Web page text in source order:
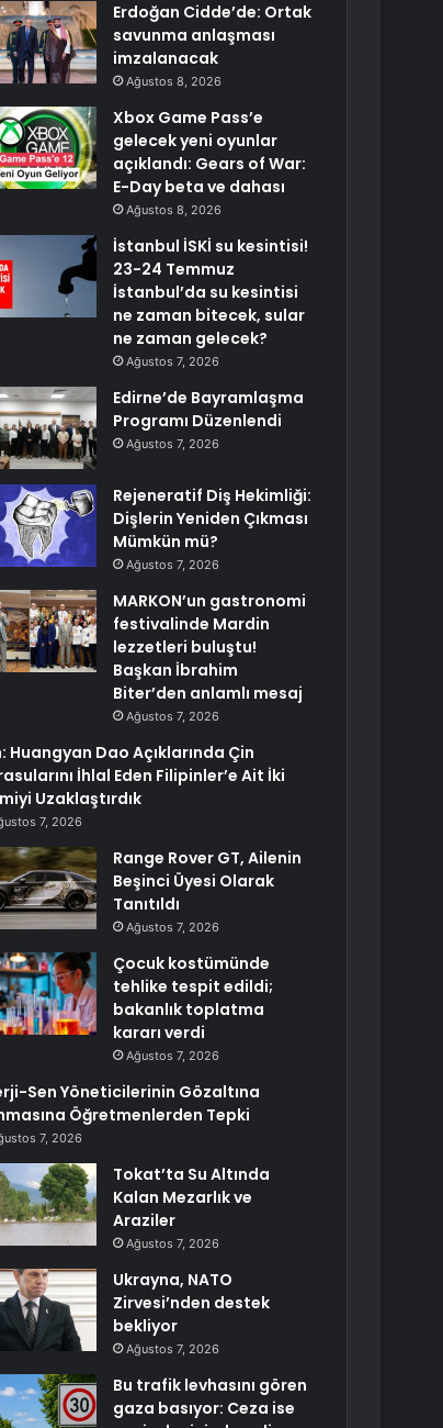
Erdoğan Cidde’de: Ortak
savunma anlaşması
imzalanacak
Ağustos 8, 2026
Xbox Game Pass’e
gelecek yeni oyunlar
açıklandı: Gears of War:
E-Day beta ve dahası
Ağustos 8, 2026
İstanbul İSKİ su kesintisi!
23-24 Temmuz
İstanbul’da su kesintisi
ne zaman bitecek, sular
ne zaman gelecek?
Ağustos 7, 2026
Edirne’de Bayramlaşma
Programı Düzenlendi
Ağustos 7, 2026
Rejeneratif Diş Hekimliği:
Dişlerin Yeniden Çıkması
Mümkün mü?
Ağustos 7, 2026
MARKON’un gastronomi
festivalinde Mardin
lezzetleri buluştu!
Başkan İbrahim
Biter’den anlamlı mesaj
Ağustos 7, 2026
Huangyan Dao Açıklarında Çin
İhlal Eden Filipinler’e Ait İki
Uzaklaştırdık
7, 2026
Range Rover GT, Ailenin
Beşinci Üyesi Olarak
Tanıtıldı
Ağustos 7, 2026
Çocuk kostümünde
tehlike tespit edildi;
bakanlık toplatma
kararı verdi
Ağustos 7, 2026
Sen Yöneticilerinin Gözaltına
Öğretmenlerden Tepki
7, 2026
Tokat’ta Su Altında
Kalan Mezarlık ve
Araziler
Ağustos 7, 2026
Ukrayna, NATO
Zirvesi’nden destek
bekliyor
Ağustos 7, 2026
Bu trafik levhasını gören
gaza basıyor: Ceza ise